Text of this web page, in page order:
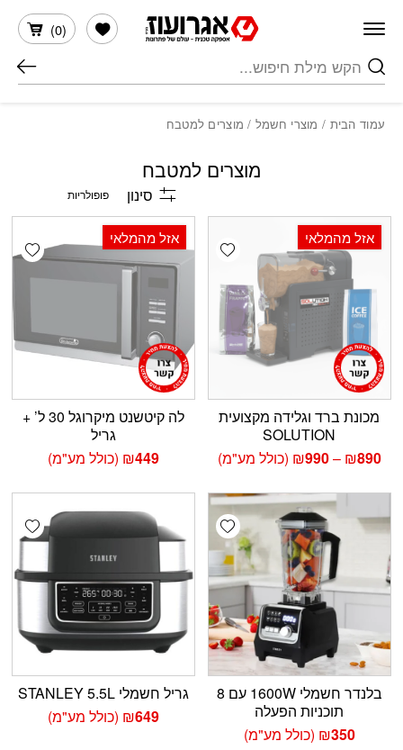
חיפוש
(
0
)
הרשימה שלי
עמוד הבית / מוצרי חשמל / מוצרים למטבח
מוצרים למטבח
סינון
Add wishlist אזל מהמלאי
מכונת ברד וגלידה מקצועית
SOLUTION
₪890
–
₪990
טווח
⁦₪890⁩
עד
⁦₪990⁩
(כולל מע"מ)
אזל מהמלאי
לה קיטשנט מיקרוגל 30 ל’ +
גריל
₪449 (כולל מע"מ)
Add wishlist
בלנדר חשמלי 1600W עם 8
תוכניות הפעלה
₪350 (כולל מע"מ)
גריל חשמלי STANLEY 5.5L
₪649 (כולל מע"מ)